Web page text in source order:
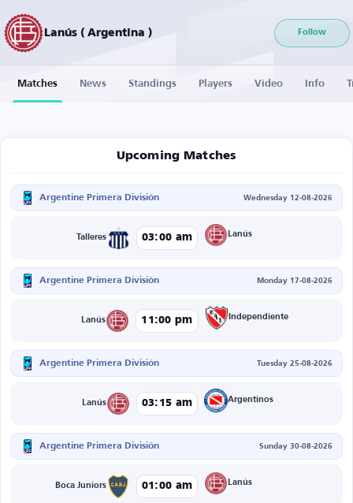
Lanús ( Argentina ) Follow
Matches News Standings Players Video Info
Upcoming Matches
Argentine Primera División Wednesday 12-08-2026
Talleres 03:00 am Lanús
Argentine Primera División Monday 17-08-2026
Lanús 11:00 pm Independiente
Argentine Primera División Tuesday 25-08-2026
Lanús 03:15 am Argentinos
Argentine Primera División Sunday 30-08-2026
Boca Juniors 01:00 am Lanús